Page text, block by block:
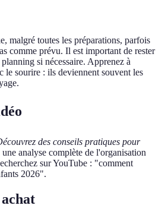
malgré toutes les préparations, parfois
comme prévu. Il est important de rester
si nécessaire. Apprenez à
le sourire : ils deviennent souvent les
des conseils pratiques pour
une analyse complète de l'organisation
sur YouTube : "comment
2026".